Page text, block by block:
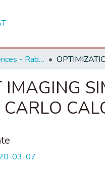
Faculté des Sciences - Rabat
03-07